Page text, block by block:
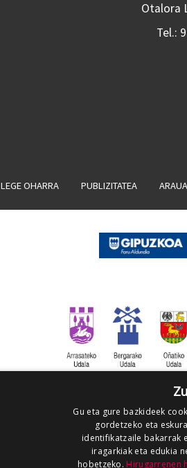
Otalora
Tel.:
LEGE OHARRA PUBLIZITATEA
Gu eta gure bazkideek
gordetzeko eta
identifikatzaile bakarrak
iragarkiak eta edukia
hobetzeko. Hirugarrenen